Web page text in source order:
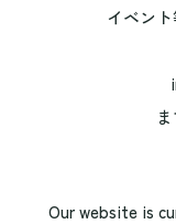
イベン
Our website is